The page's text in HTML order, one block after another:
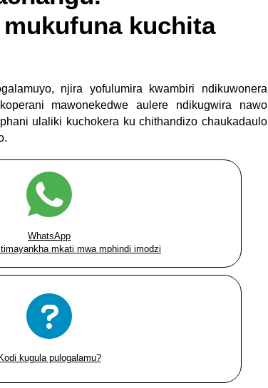
kuchita
njira yofulumira kwambiri ndikuwonera
mawonekedwe aulere ndikugwira nawo
ulaliki kuchokera ku chithandizo chaukadaulo
WhatsApp
mkati mwa mphindi imodzi
kugula pulogalamu?